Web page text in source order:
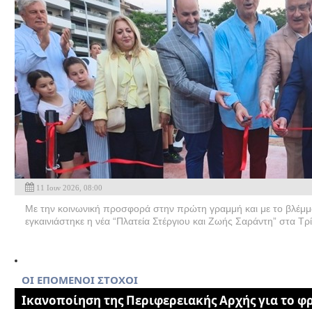
11 Ιουν 2026, 08:00
Με την κοινωνική προσφορά στην πρώτη γραμμή και με το
εγκαινιάστηκε η νέα “Πλατεία Στέργιου και Ζωής Σαράντη” στα
ΟΙ ΕΠΟΜΕΝΟΙ ΣΤΟΧΟΙ
Iκανοποίηση της Περιφερειακής Αρχής για το